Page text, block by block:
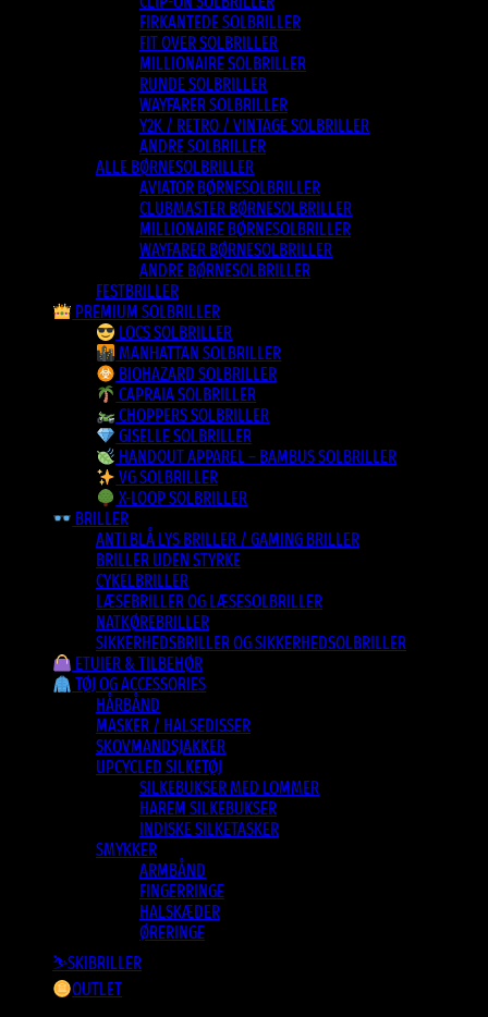
FIRKANTEDE SOLBRILLER
FIT OVER SOLBRILLER
MILLIONAIRE SOLBRILLER
RUNDE SOLBRILLER
WAYFARER SOLBRILLER
Y2K / RETRO / VINTAGE SOLBRILLER
ANDRE SOLBRILLER
ALLE BØRNESOLBRILLER
AVIATOR BØRNESOLBRILLER
CLUBMASTER BØRNESOLBRILLER
MILLIONAIRE BØRNESOLBRILLER
WAYFARER BØRNESOLBRILLER
ANDRE BØRNESOLBRILLER
FESTBRILLER
PREMIUM SOLBRILLER
LOCS SOLBRILLER
MANHATTAN SOLBRILLER
BIOHAZARD SOLBRILLER
CAPRAIA SOLBRILLER
CHOPPERS SOLBRILLER
GISELLE SOLBRILLER
HANDOUT APPAREL – BAMBUS SOLBRILLER
VG SOLBRILLER
X-LOOP SOLBRILLER
BRILLER
ANTI BLÅ LYS BRILLER / GAMING BRILLER
BRILLER UDEN STYRKE
CYKELBRILLER
LÆSEBRILLER OG LÆSESOLBRILLER
NATKØREBRILLER
SIKKERHEDSBRILLER OG SIKKERHEDSOLBRILLER
ETUIER & TILBEHØR
TØJ OG ACCESSORIES
HÅRBÅND
MASKER / HALSEDISSER
SKOVMANDSJAKKER
UPCYCLED SILKETØJ
SILKEBUKSER MED LOMMER
HAREM SILKEBUKSER
INDISKE SILKETASKER
SMYKKER
ARMBÅND
FINGERRINGE
HALSKÆDER
ØRERINGE
⛷️SKIBRILLER
OUTLET